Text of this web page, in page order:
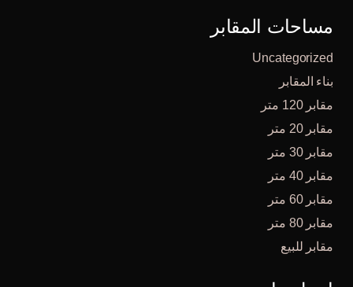
مساحات المقابر
Uncategorized
بناء المقابر
مقابر 120 متر
مقابر 20 متر
مقابر 30 متر
مقابر 40 متر
مقابر 60 متر
مقابر 80 متر
مقابر للبيع